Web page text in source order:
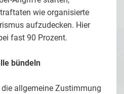
wie organisierte
aufzudecken. Hier
fast 90 Prozent.
bündeln
die allgemeine Zustimmung